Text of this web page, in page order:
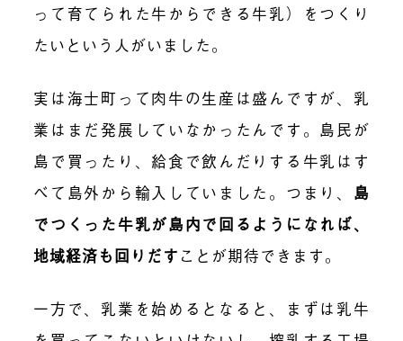
って育てられた牛からできる牛乳）をつくり
たいという人がいました。
実は海士町って肉牛の生産は盛んですが、乳
業はまだ発展していなかったんです。島民が
島で買ったり、給食で飲んだりする牛乳はす
べて島外から輸入していました。つまり、 島
でつくった牛乳が島内で回るようになれば、
地域経済も回りだす ことが期待できます。
一方で、乳業を始めるとなると、まずは乳牛